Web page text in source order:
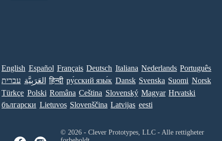
English Español Français Deutsch Italiana Nederlands Português
עברית العَرَبِيَّة हिन्दी ру́сский язы́к Dansk Svenska Suomi Norsk
Türkçe Polski Româna Ceština Slovenský Magyar Hrvatski
български Lietuvos Slovenščina Latvijas eesti
© 2026 - Clever Prototypes, LLC - Alle rettigheter